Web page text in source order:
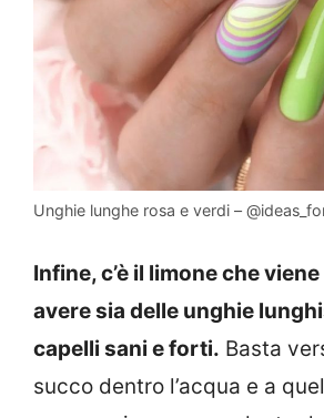
Unghie lunghe rosa e verdi –
Infine, c’è il limone che
avere sia delle unghie
capelli sani e forti. Basta
succo dentro l’acqua e a